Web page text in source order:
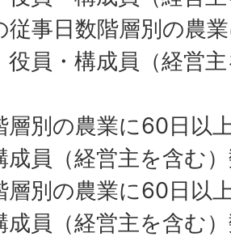
従事日数階層別の農
役員・構成員（経営
層別の農業に60日以
成員（経営主を含む
層別の農業に60日以
成員（経営主を含む